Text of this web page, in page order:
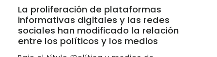
La proliferación de plataformas
informativas digitales y las redes
sociales han modificado la relación
entre los políticos y los medios